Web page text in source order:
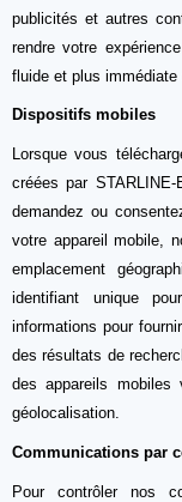
publicités et autres
rendre votre
fluide et plus immédiate
Dispositifs mobiles
Lorsque vous
créées par
demandez ou
votre appareil mobile,
emplacement
identifiant unique
informations pour
des résultats de
des appareils
géolocalisation.
Communications par
Pour contrôler nos